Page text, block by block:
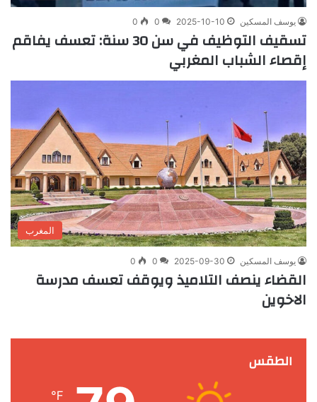
يوسف المسكين 2025-10-10
0
0
تسقيف التوظيف في سن 30 سنة: تعسف يفاقم
إقصاء الشباب المغربي
المغرب
يوسف المسكين 2025-09-30
0
0
القضاء ينصف التلاميذ ويوقف تعسف مدرسة
الاخوين
الطقس
℉